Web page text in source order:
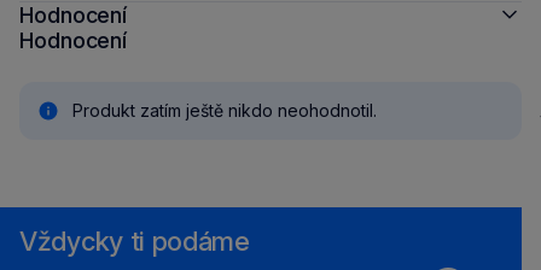
Hodnocení
Hodnocení
Produkt zatím ještě nikdo neohodnotil.
Vždycky ti podáme